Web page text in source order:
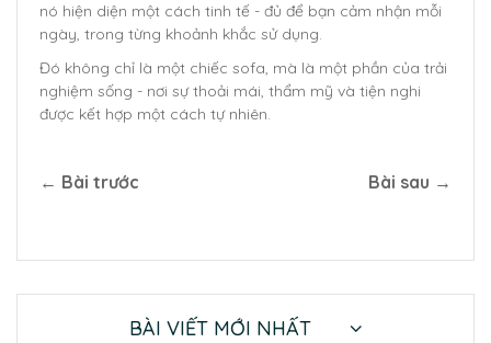
nó hiện diện một cách tinh tế - đủ để bạn cảm nhận mỗi
ngày, trong từng khoảnh khắc sử dụng.
Đó không chỉ là một chiếc sofa, mà là một phần của trải
nghiệm sống - nơi sự thoải mái, thẩm mỹ và tiện nghi
được kết hợp một cách tự nhiên.
← Bài trước Bài sau →
BÀI VIẾT MỚI NHẤT